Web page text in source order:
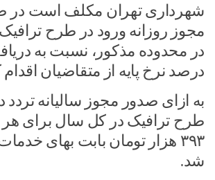
شهرداری تهران مکلف است در
مجوز روزانه ورود در طرح
درصد نرخ پایه از متقاضیان اقدام
به ازای صدور مجوز سالیانه تردد
طرح ترافیک در کل سال برای هر
۳۹۳ هزار تومان بابت بهای
شد.